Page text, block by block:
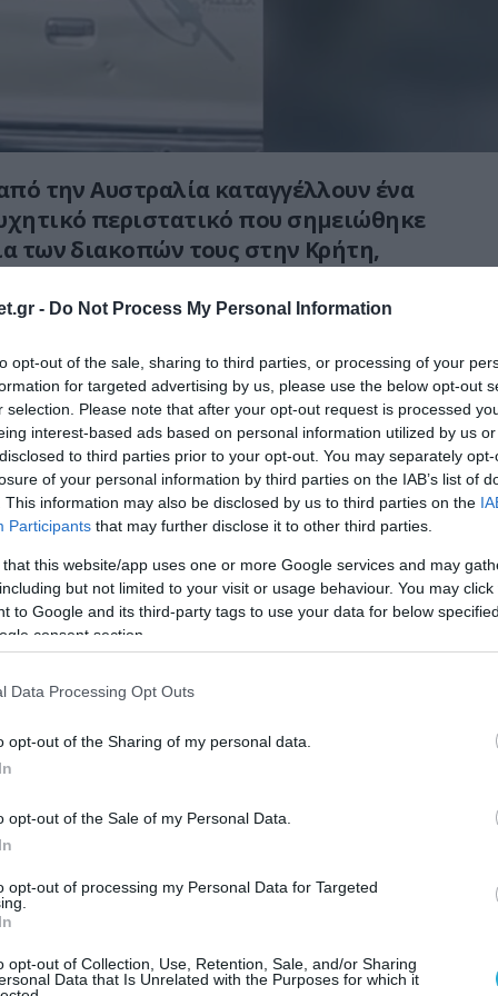
- Do Not Process My Personal Information
opt-out of the sale, sharing to third parties, or processing of your
for targeted advertising by us, please use the below opt-out
selection. Please note that after your opt-out request is processed
interest-based ads based on personal information utilized by us
to third parties prior to your opt-out. You may separately
of your personal information by third parties on the IAB’s list of
This information may also be disclosed by us to third parties on the
Participants that may further disclose it to other third parties.
that this website/app uses one or more Google services and may
but not limited to your visit or usage behaviour. You may
to Google and its third-party tags to use your data for below
consent section.
Data Processing Opt Outs
opt-out of the Sharing of my personal data.
opt-out of the Sale of my Personal Data.
opt-out of processing my Personal Data for Targeted
opt-out of Collection, Use, Retention, Sale, and/or Sharing
Data that Is Unrelated with the Purposes for which it
την Αυστραλία καταγγέλλουν ένα
περιστατικό που σημειώθηκε
των διακοπών τους στην Κρήτη,
που δημοσιεύτηκε από το patris.gr, το
εκτυλίχθηκε στον ΒΟΑΚ, στο ύψος του
προς τα Χανιά, όταν το ενοικιαζόμενο
βρέθηκε πίσω από αγροτικό
καλυμμένες πινακίδες.
φαίνεται στο βίντεο- υπήρχαν
που παραπέμπουν σε στρατιωτική
καρότσα επέβαιναν δύο άνδρες με
κρατώντας οπλοπολυβόλο, ενώ ο δεύτερος
στρατιωτικό τυφέκιο σε θέση που έμοιαζε
διερχόμενα οχήματα, προκαλώντας έντονη